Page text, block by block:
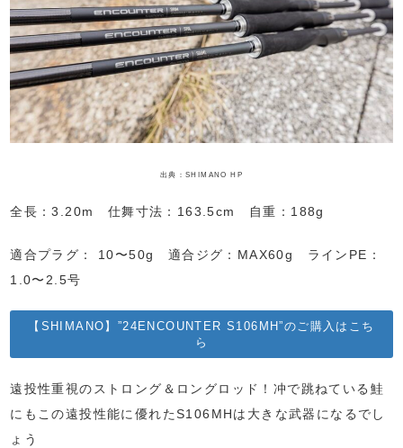
出典：SHIMANO HP
全長：3.20m 仕舞寸法：163.5cm 自重：188g
適合プラグ： 10〜50g 適合ジグ：MAX60g ラインPE：
1.0〜2.5号
【SHIMANO】”24ENCOUNTER S106MH”のご購入はこち
ら
遠投性重視のストロング＆ロングロッド！冲で跳ねている鮭
にもこの遠投性能に優れたS106MHは大きな武器になるでし
ょう